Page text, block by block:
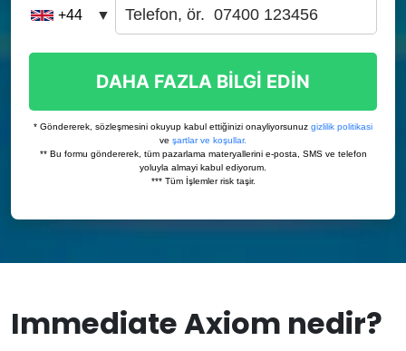
Immediate Axiom nedir?